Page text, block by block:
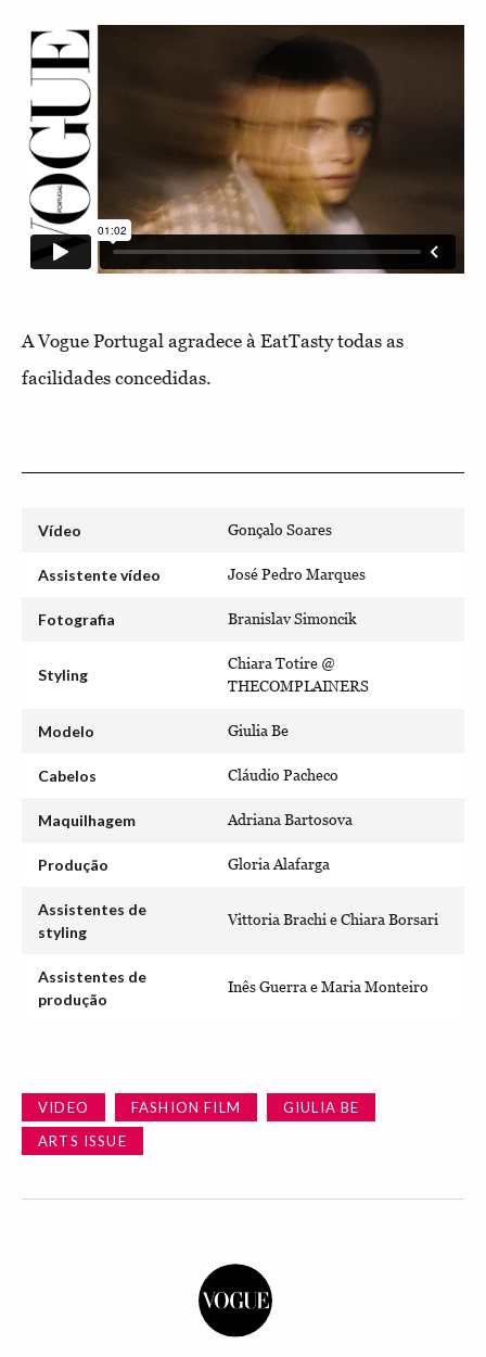
A Vogue Portugal agradece à EatTasty todas as
facilidades concedidas.
Vídeo Gonçalo Soares
Assistente vídeo José Pedro Marques
Fotografia Branislav Simoncik
Styling
Chiara Totire @
THECOMPLAINERS
Modelo Giulia Be
Cabelos Cláudio Pacheco
Maquilhagem Adriana Bartosova
Produção Gloria Alafarga
Assistentes de
styling
Vittoria Brachi e Chiara Borsari
Assistentes de
produção
Inês Guerra e Maria Monteiro
VIDEO FASHION FILM
GIULIA BE
ARTS ISSUE